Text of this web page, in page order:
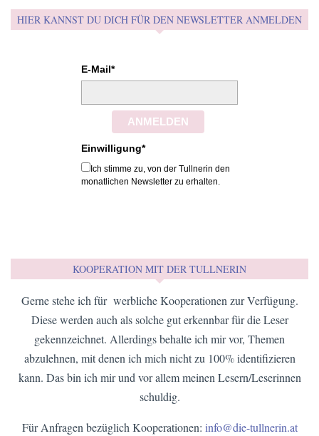
HIER KANNST DU DICH FÜR DEN NEWSLETTER ANMELDEN
E-Mail*
ANMELDEN
Einwilligung*
Ich stimme zu, von der Tullnerin den
monatlichen Newsletter zu erhalten.
KOOPERATION MIT DER TULLNERIN
Gerne stehe ich für werbliche Kooperationen zur Verfügung.
Diese werden auch als solche gut erkennbar für die Leser
gekennzeichnet. Allerdings behalte ich mir vor, Themen
abzulehnen, mit denen ich mich nicht zu 100% identifizieren
kann. Das bin ich mir und vor allem meinen Lesern/Leserinnen
schuldig.
Für Anfragen bezüglich Kooperationen: info@die-tullnerin.at